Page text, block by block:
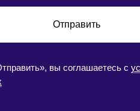
Отправить
вы соглашаетесь с